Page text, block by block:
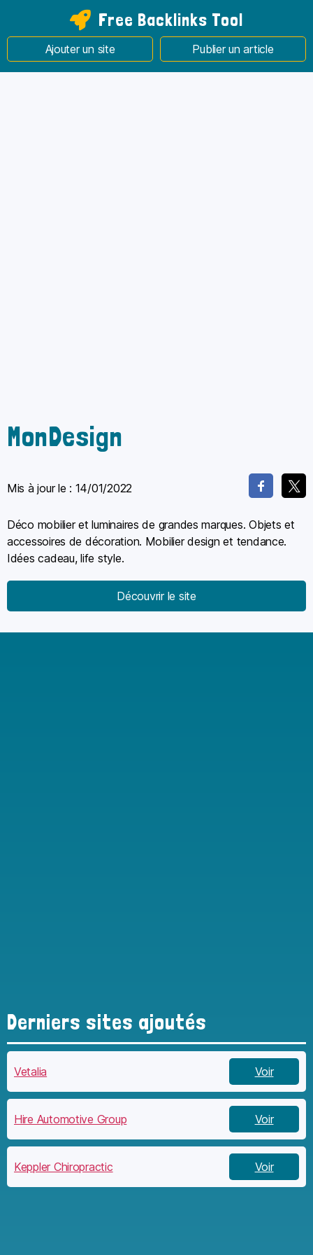
Free Backlinks Tool
Ajouter un site Publier un article
MonDesign
Mis à jour le : 14/01/2022
Déco mobilier et luminaires de grandes marques. Objets et
accessoires de décoration. Mobilier design et tendance.
Idées cadeau, life style.
Découvrir le site
Derniers sites ajoutés
Vetalia Voir
Hire Automotive Group Voir
Keppler Chiropractic Voir